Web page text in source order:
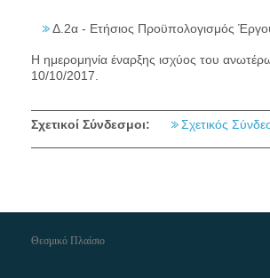
Δ.2α - Ετήσιος Προϋπολογισμός
Η ημερομηνία έναρξης ισχύος του
10/10/2017.
Σχετικοί Σύνδεσμοι: Σχετικός
Θεσμικό Πλαίσιο